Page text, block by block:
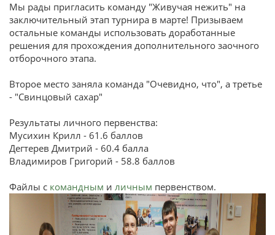
Мы рады пригласить команду "Живучая нежить" на
заключительный этап турнира в марте! Призываем
остальные команды использовать доработанные
решения для прохождения дополнительного заочного
отборочного этапа.
Второе место заняла команда "Очевидно, что", а третье
- "Свинцовый сахар"
Результаты личного первенства:
Мусихин Крилл - 61.6 баллов
Дегтерев Дмитрий - 60.4 балла
Владимиров Григорий - 58.8 баллов
Файлы с командным и личным первенством.